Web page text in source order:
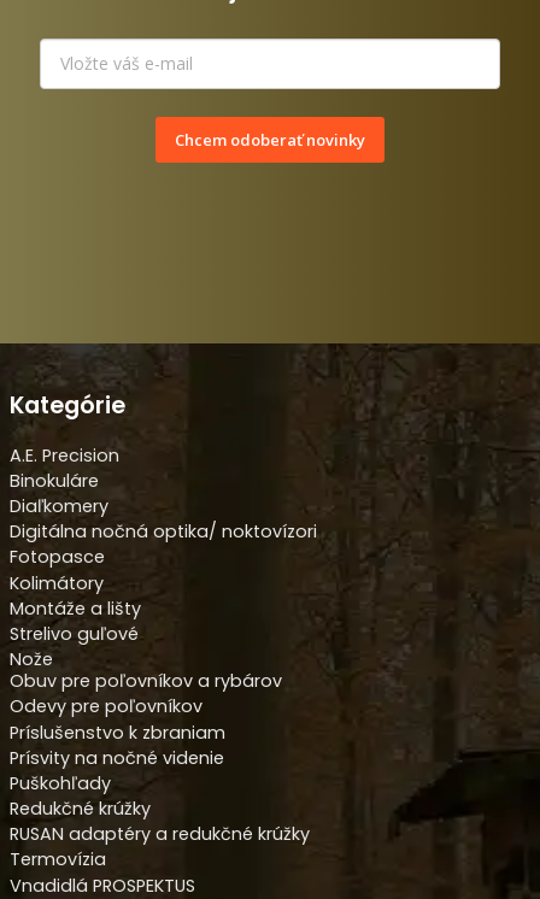
Chcem odoberať novinky
Kategórie
A.E. Precision
Binokuláre
Diaľkomery
Digitálna nočná optika/ noktovízori
Fotopasce
Kolimátory
Montáže a lišty
Strelivo guľové
Nože
Obuv pre poľovníkov a rybárov
Odevy pre poľovníkov
Príslušenstvo k zbraniam
Prísvity na nočné videnie
Puškohľady
Redukčné krúžky
RUSAN adaptéry a redukčné krúžky
Termovízia
Vnadidlá PROSPEKTUS